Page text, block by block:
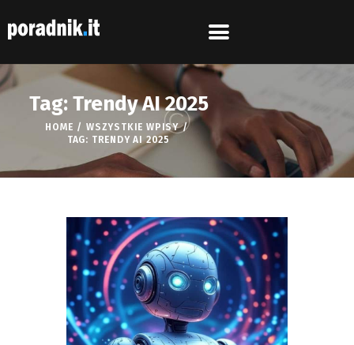
Tag: Trendy AI 2025
HOME
WSZYSTKIE WPISY
TAG: TRENDY AI 2025